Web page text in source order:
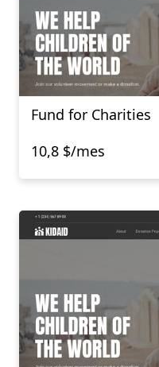
Fund for Charities
10,8 $/mes